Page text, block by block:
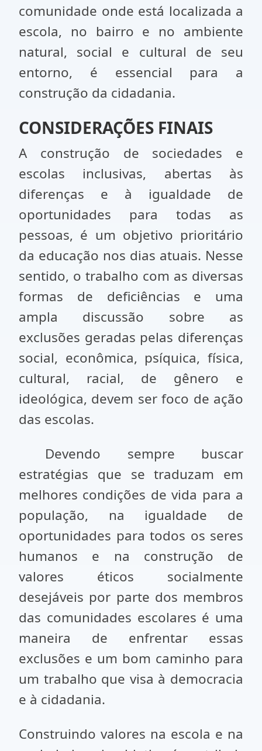
comunidade onde está localizada a
escola, no bairro e no ambiente
natural, social e cultural de seu
entorno, é essencial para a
construção da cidadania.
CONSIDERAÇÕES FINAIS
A construção de sociedades e
escolas inclusivas, abertas às
diferenças e à igualdade de
oportunidades para todas as
pessoas, é um objetivo prioritário
da educação nos dias atuais. Nesse
sentido, o trabalho com as diversas
formas de deficiências e uma
ampla discussão sobre as
exclusões geradas pelas diferenças
social, econômica, psíquica, física,
cultural, racial, de gênero e
ideológica, devem ser foco de ação
das escolas.
Devendo sempre buscar
estratégias que se traduzam em
melhores condições de vida para a
população, na igualdade de
oportunidades para todos os seres
humanos e na construção de
valores éticos socialmente
desejáveis por parte dos membros
das comunidades escolares é uma
maneira de enfrentar essas
exclusões e um bom caminho para
um trabalho que visa à democracia
e à cidadania.
Construindo valores na escola e na